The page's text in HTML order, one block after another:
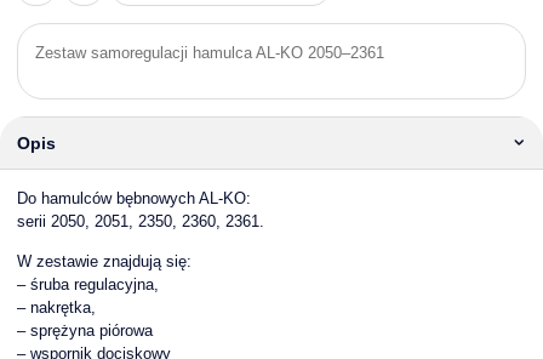
Zestaw samoregulacji hamulca AL-KO 2050–2361
Opis
Do hamulców bębnowych AL-KO:
serii 2050, 2051, 2350, 2360, 2361.
W zestawie znajdują się:
– śruba regulacyjna,
– nakrętka,
– sprężyna piórowa
– wspornik dociskowy